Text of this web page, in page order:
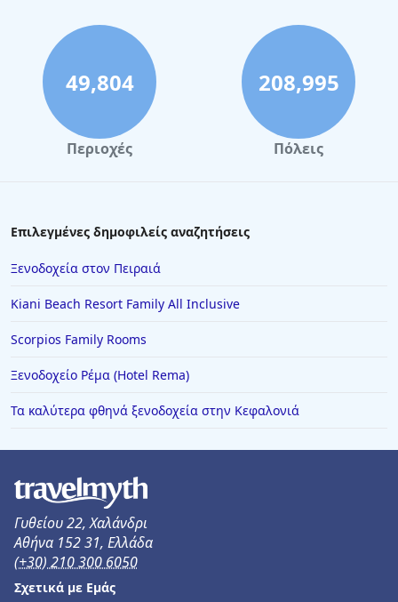
49,804
Περιοχές
208,995
Πόλεις
Επιλεγμένες δημοφιλείς αναζητήσεις
Ξενοδοχεία στον Πειραιά
Kiani Beach Resort Family All Inclusive
Scorpios Family Rooms
Ξενοδοχείο Ρέμα (Hotel Rema)
Τα καλύτερα φθηνά ξενοδοχεία στην Κεφαλονιά
Γυθείου 22, Χαλάνδρι
Αθήνα 152 31, Ελλάδα
(+30) 210 300 6050
Σχετικά με Εμάς